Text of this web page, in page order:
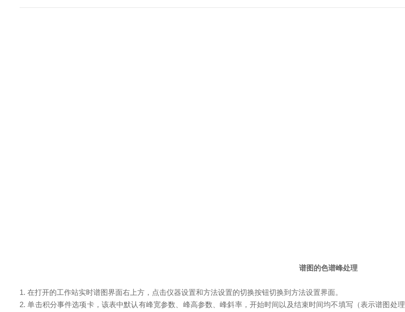
谱图的色谱峰处理
1. 在打开的工作站实时谱图界面右上方，点击仪器设置和方法设置的切换按钮切换到方法设置界面。
2. 单击积分事件选项卡，该表中默认有峰宽参数、峰高参数、峰斜率，开始时间以及结束时间均不填写（表示谱图处